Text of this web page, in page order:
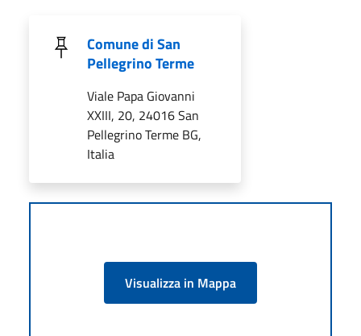
Comune di San
Pellegrino Terme
Viale Papa Giovanni
XXIII, 20, 24016 San
Pellegrino Terme BG,
Italia
Visualizza in Mappa